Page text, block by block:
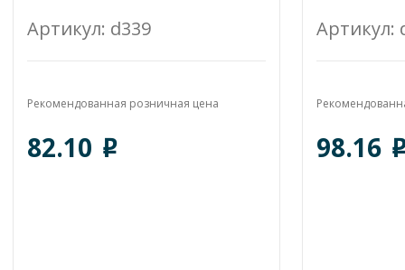
Bremani Care
Артикул: d339
Рекомендованная розничная цена
82.10 o
Артикул:
98.16 o